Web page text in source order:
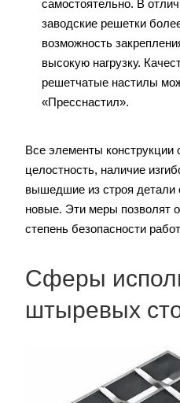
самостоятельно. В
заводские решетки
возможность
высокую нагрузку.
решетчатые настилы
«Пресснастил».
Все элементы конструкции
целостность, наличие
вышедшие из строя детали
новые. Эти меры позволят
степень безопасности
Сферы
штыревых